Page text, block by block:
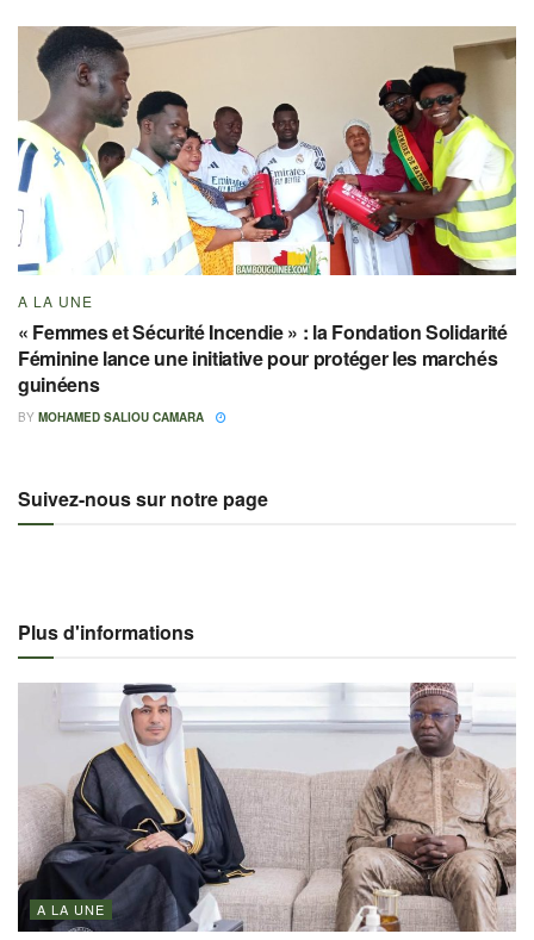
A LA UNE
« Femmes et Sécurité Incendie » : la Fondation Solidarité
Féminine lance une initiative pour protéger les marchés
guinéens
BY MOHAMED SALIOU CAMARA
Suivez-nous sur notre page
Plus d'informations
A LA UNE